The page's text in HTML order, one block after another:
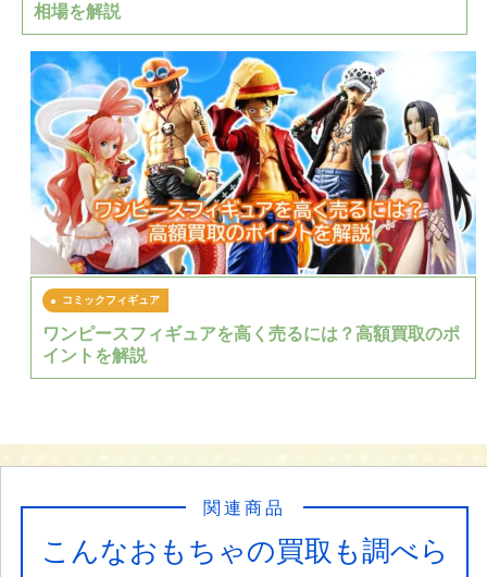
相場を解説
コミックフィギュア
ワンピースフィギュアを高く売るには？高額買取のポ
イントを解説
こんなおもちゃの買取も調べら
関連商品